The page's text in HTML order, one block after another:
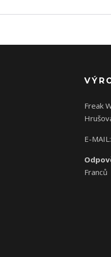
Freak
E-MAIL:
Franců